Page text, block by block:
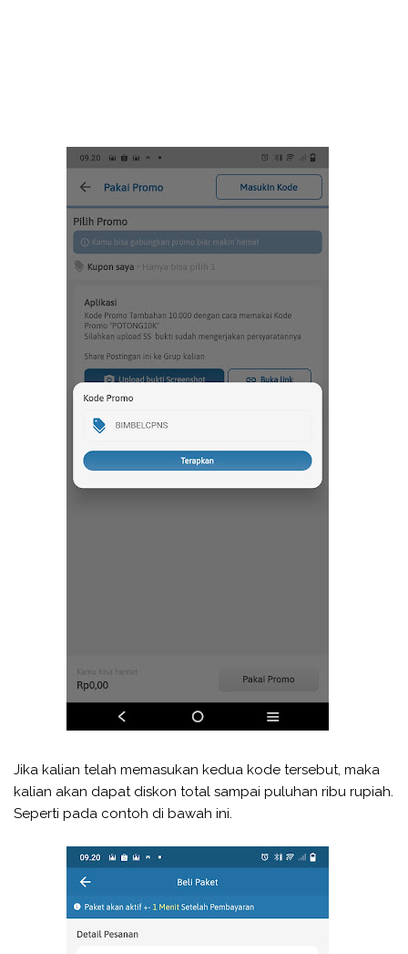
Jika kalian telah memasukan kedua kode tersebut, maka
kalian akan dapat diskon total sampai puluhan ribu rupiah.
Seperti pada contoh di bawah ini.